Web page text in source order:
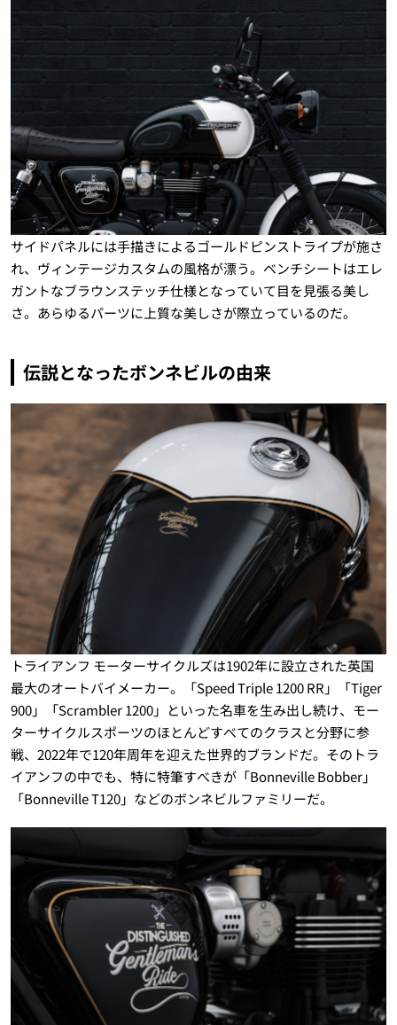
サイドパネルには手描きによるゴールドピンストライプが施さ
れ、ヴィンテージカスタムの風格が漂う。ベンチシートはエレ
ガントなブラウンステッチ仕様となっていて目を見張る美し
さ。あらゆるパーツに上質な美しさが際立っているのだ。
伝説となったボンネビルの由来
トライアンフ モーターサイクルズは1902年に設立された英国
最大のオートバイメーカー。「Speed Triple 1200 RR」「Tiger
900」「Scrambler 1200」といった名車を生み出し続け、モー
ターサイクルスポーツのほとんどすべてのクラスと分野に参
戦、2022年で120年周年を迎えた世界的ブランドだ。そのトラ
イアンフの中でも、特に特筆すべきが「Bonneville Bobber」
「Bonneville T120」などのボンネビルファミリーだ。